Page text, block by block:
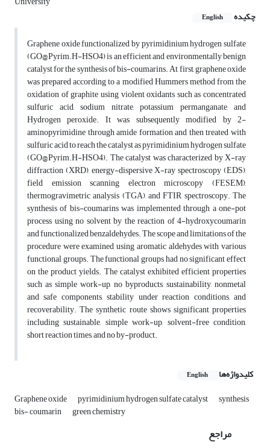
چکیده
English
Graphene oxide functionalized by pyrimidinium hydrogen sulfate
(GO@Pyrim.H-HSO4) is an efficient and environmentally benign
catalyst for the synthesis of bis-coumarins. At first, graphene oxide
was prepared according to a modified Hummers method from the
oxidation of graphite using violent oxidants such as concentrated
sulfuric acid, sodium nitrate, potassium permanganate, and
Hydrogen peroxide. It was subsequently modified by 2-
aminopyrimidine through amide formation and then treated with
sulfuric acid to reach the catalyst as pyrimidinium hydrogen sulfate
(GO@Pyrim.H-HSO4). The catalyst was characterized by X-ray
diffraction (XRD), energy-dispersive X-ray spectroscopy (EDS),
field emission scanning electron microscopy (FESEM),
thermogravimetric analysis (TGA), and FTIR spectroscopy. The
synthesis of bis-coumarins was implemented through a one-pot
process using no solvent by the reaction of 4-hydroxycoumarin
and functionalized benzaldehydes. The scope and limitations of the
procedure were examined using aromatic aldehydes with various
functional groups. The functional groups had no significant effect
on the product yields. The catalyst exhibited efficient properties
such as simple work-up, no byproducts, sustainability, nonmetal
and safe components, stability under reaction conditions, and
recoverability. The synthetic route shows significant properties
including sustainable, simple work-up, solvent-free condition,
short reaction times, and no by-product.
کلیدواژه‌ها English
Graphene oxide pyrimidinium hydrogen sulfate catalyst synthesis
bis- coumarin green chemistry
مراجع